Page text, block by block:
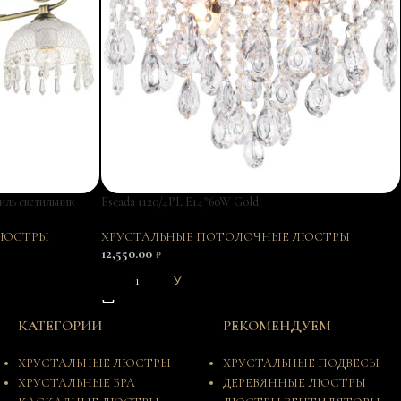
светильник Escada 1120/4PL E14*60W Gold
ХРУСТАЛЬНЫЕ ПОТОЛОЧНЫЕ ЛЮСТРЫ
12,550.00 ₽
В КОРЗИНУ
КАТЕГОРИИ
ХРУСТАЛЬНЫЕ ЛЮСТРЫ
ХРУСТАЛЬНЫЕ БРА
РЕКОМЕНДУЕМ
ХРУСТАЛЬНЫЕ ПОДВЕСЫ
ДЕРЕВЯННЫЕ ЛЮСТРЫ